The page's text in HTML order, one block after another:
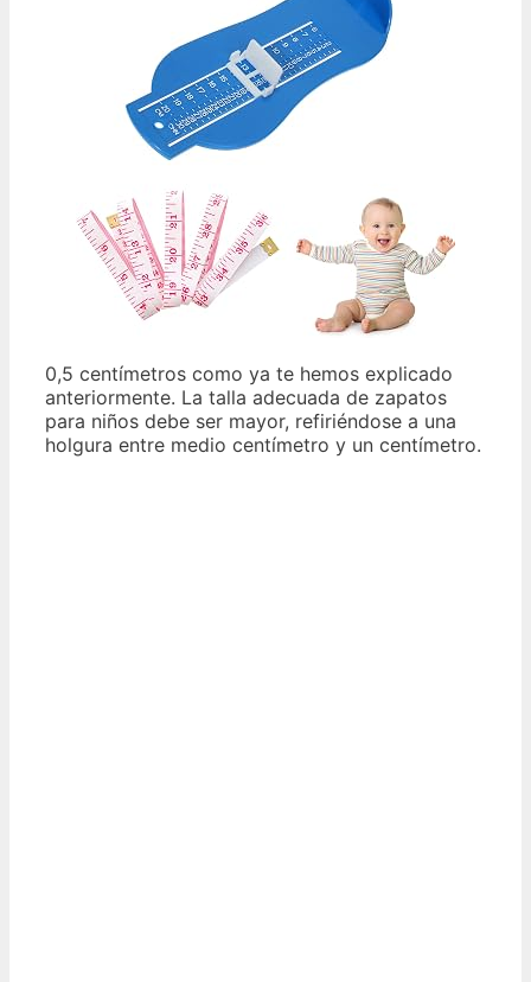
0,5 centímetros como ya te hemos explicado
anteriormente. La talla adecuada de zapatos
para niños debe ser mayor, refiriéndose a una
holgura entre medio centímetro y un centímetro.